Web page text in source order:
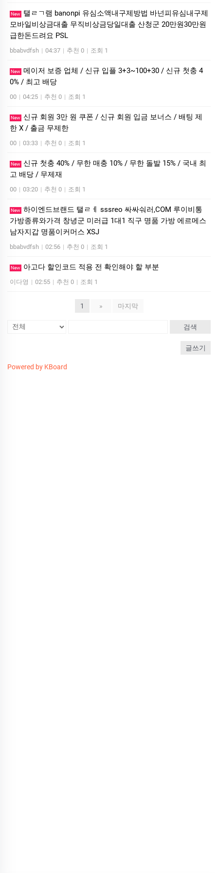
New
탤ㄹㄱ램 banonpi 유심소액내구제방법 바넌피유심내구제
모바일비상금대출 무직비상금당일대출 산청군 20만원30만원
급한돈드려요 PSL
bbabvdfsh | 04:37 | 추천 0 | 조회 1
New 메이저 보증 업체 / 신규 입플 3+3~100+30 / 신규 첫충 4
0% / 최고 배당
00 | 04:25 | 추천 0 | 조회 1
New
신규 회원 3만 원 쿠폰 / 신규 회원 입금 보너스 / 배팅 제
한 X / 출금 무제한
00 | 03:33 | 추천 0 | 조회 1
New
신규 첫충 40% / 무한 매충 10% / 무한 돌발 15% / 국내 최
고 배당 / 무제재
00 | 03:20 | 추천 0 | 조회 1
New 하이엔드브랜드 탤ㄹㅔ sssreo 싸싸숴러,COM 루이비통
가방종류와가격 창녕군 미러급 1대1 직구 명품 가방 에르메스
남자지갑 명품이커머스 XSJ
bbabvdfsh | 02:56 | 추천 0 | 조회 1
New 아고다 할인코드 적용 전 확인해야 할 부분
이다영 | 02:55 | 추천 0 | 조회 1
1 » 마지막
검색
글쓰기
Powered by KBoard